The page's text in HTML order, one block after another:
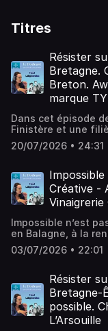
Titres
Résister
Bretagne.
Breton.
marque
Dans cet épisode
Finistère et une
autrement.Dans le
Bretagne, qui met à
Pig, une marque
engagée de
nous parlons de
bien-être animal,
coopérative
pétillante, construit
territoire, où le
joyeuse et
pour la tristesse.
bretonne, comme
énergie, conviction
une autre manière
valoriser le cochon
Finistère et
20/07/2026 • 24:31
Impossible
Créative -
Vinaigrerie
Impossible n’est
en Balagne, à la
territoire que
“le jardin de la
faut simplement
ses villages
histoire, la ruralité
voie d’avenir. Une
choisie.Et parfois,
03/07/2026 • 22:01
Résister
Bretagne-
possible.
L’Arsouille